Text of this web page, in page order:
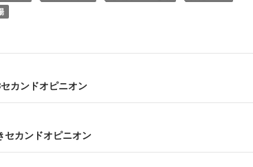
カンドオピニオン
セカンドオピニオン